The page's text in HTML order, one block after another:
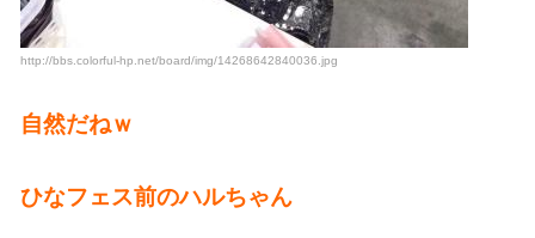
http://bbs.colorful-hp.net/board/img/14268642840036.jpg
自然だねｗ
ひなフェス前のハルちゃん